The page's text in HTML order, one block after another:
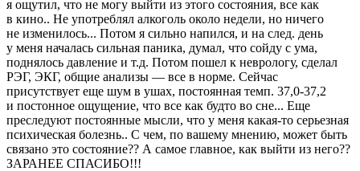
я ощутил, что не могу выйти из этого состояния, все как
в кино.. Не употреблял алкоголь около недели, но ничего
не изменилось... Потом я сильно напился, и на след. день
у меня началась сильная паника, думал, что сойду с ума,
поднялось давление и т.д. Потом пошел к неврологу, сделал
РЭГ, ЭКГ, общие анализы — все в норме. Сейчас
присутствует еще шум в ушах, постоянная темп. 37,0-37,2
и постонное ощущение, что все как будто во сне... Еще
преследуют постоянные мысли, что у меня какая-то серьезная
психическая болезнь.. С чем, по вашему мнению, может быть
связано это состояние?? А самое главное, как выйти из него??
ЗАРАНЕЕ СПАСИБО!!!